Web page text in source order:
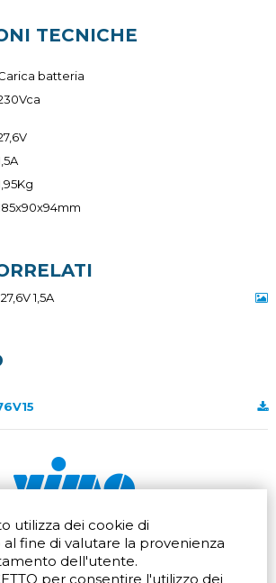
utilizza dei cookie di
fine di valutare la provenienza
dell'utente.
per consentire l'utilizzo dei
TECNICHE
batteria
1,5A
32Q
(MB)
Tel. +39 039 672520
Fax +39 039 672568
Email